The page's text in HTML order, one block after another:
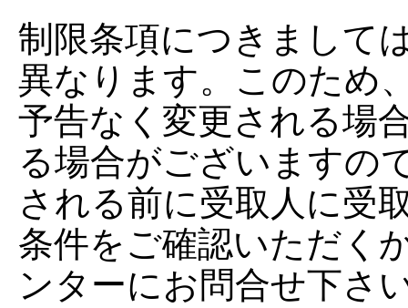
制限条項につきまして
異なります。このため
予告なく変更される場
る場合がございますの
される前に受取人に受
条件をご確認いただく
ンターにお問合せ下さ